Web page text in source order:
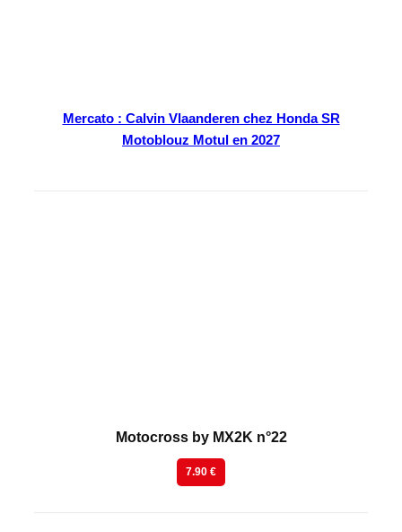
Mercato : Calvin Vlaanderen chez Honda SR
Motoblouz Motul en 2027
Motocross by MX2K n°22
7.90 €